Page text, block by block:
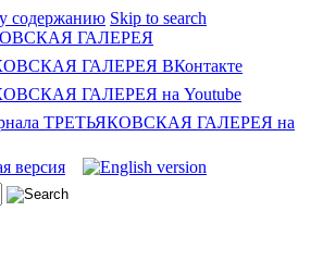
содержанию Skip to search